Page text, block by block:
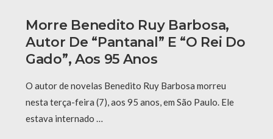
Morre Benedito Ruy Barbosa,
Autor De “Pantanal” E “O Rei Do
Gado”, Aos 95 Anos
O autor de novelas Benedito Ruy Barbosa morreu
nesta terça-feira (7), aos 95 anos, em São Paulo. Ele
estava internado …